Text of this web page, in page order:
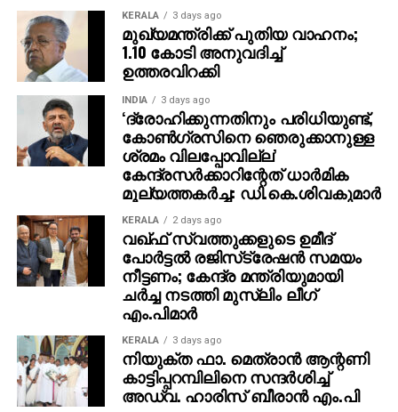
അന്തിമ റിപ്പോര്‍ട്ടുകള്‍ വൈറ്റ് ഹൗസ് സ്ഥിരീകരിച്ചിട്ടില്ല,
നിഷേധിക്കുന്നില്ല, പക്ഷേ ട്രംപ് സൈനിക സമ്മര്‍ദ്ദം
ശക്തമാക്കിയിട്ടുണ്ട്. കരീബിയന്‍ മേഖലയില്‍ യുഎസ്
നാവികസേനയുടെ വിപുലമായ സന്നാഹം
തുടരുകയാണ്, വ്യോമാതിര്‍ത്തി മുന്നറിയിപ്പുകള്‍
നല്‍കിയിട്ടുണ്ട്, മയക്കുമരുന്ന് കൊണ്ടുപോകുന്ന
ബോട്ടുകള്‍ ആക്രമിക്കപ്പെട്ടിട്ടുണ്ട്, ഇവ വാഷിംഗ്ടണില്‍
ഉഭയകക്ഷി പരിശോധനയ്ക്ക് വിധേയമായിട്ടുണ്ട്.
മഡുറോയുടെ സര്‍ക്കാരുമായി ബന്ധപ്പെട്ട മയക്കുമരുന്ന്
ശൃംഖലകളെ ലക്ഷ്യം വച്ചാണ് ഈ ആക്രമണങ്ങള്‍
നടത്തിയതെന്ന് യുഎസ് അവകാശപ്പെടുന്നു.
വെനിസ്വേലയെക്കുറിച്ച് ചര്‍ച്ച ചെയ്യാന്‍ ട്രംപ്
ദേശീയ സുരക്ഷാ ഉദ്യോഗസ്ഥരെ കാണുമെന്ന് വൈറ്റ്
ഹൗസ് പ്രസ് സെക്രട്ടറി കരോലിന്‍ ലീവിറ്റ്
സ്ഥിരീകരിച്ചു, എന്നാല്‍ ‘പ്രസിഡന്റിന്റെ
പരിഗണനയിലുള്ള ചില ഓപ്ഷനുകള്‍ മേശപ്പുറത്തുണ്ട്’
എന്ന് മാത്രം പറഞ്ഞുകൊണ്ട് അടിസ്ഥാന
ഓപ്ഷനുകള്‍ തള്ളിക്കളഞ്ഞില്ല.
ഭരണമാറ്റം തേടാന്‍ വാഷിംഗ്ടണ്‍ ശ്രമിക്കുന്നുവെന്ന്
KERALA 3 days ago
മുഖ്യമന്ത്രിക്ക് പുതിയ വാഹനം;
1.10 കോടി അനുവദിച്ച്
ഉത്തരവിറക്കി
INDIA 3 days ago
‘ദ്രോഹിക്കുന്നതിനും പരിധിയുണ്ട്,
കോണ്‍ഗ്രസിനെ ഞെരുക്കാനുള്ള
ശ്രമം വിലപ്പോവില്ല’
കേന്ദ്രസര്‍ക്കാറിന്റേത് ധാര്‍മിക
മൂല്യത്തകര്‍ച്ച: ഡി.കെ.ശിവകുമാര്‍
KERALA 2 days ago
വഖ്ഫ് സ്വത്തുക്കളുടെ ഉമീദ്
പോര്‍ട്ടല്‍ രജിസ്‌ട്രേഷന്‍ സമയം
നീട്ടണം; കേന്ദ്ര മന്ത്രിയുമായി
ചര്‍ച്ച നടത്തി മുസ്‌ലിം ലീഗ്
എം.പിമാര്‍
KERALA 3 days ago
നിയുക്ത ഫാ. മെത്രാന്‍ ആന്റണി
കാട്ടിപ്പറമ്പിലിനെ സന്ദര്‍ശിച്ച്
അഡ്വ. ഹാരിസ് ബീരാന്‍ എം.പി